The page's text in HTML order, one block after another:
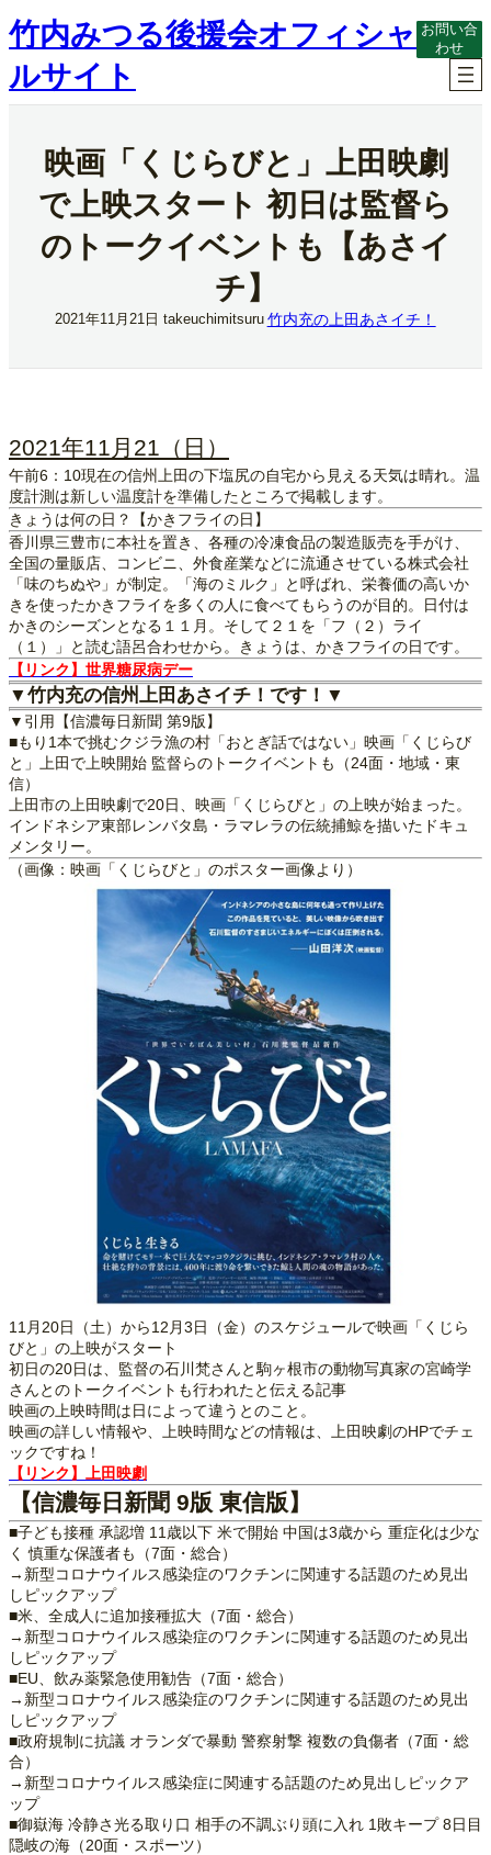
内
容
ス
キ
竹内みつる後援会オフィシャ
ルサイト
お問い合
わせ
映画「くじらびと」上田映劇
で上映スタート 初日は監督ら
のトークイベントも【あさイ
チ】
2021年11月21日 takeuchimitsuru 竹内充の上田あさイチ！
2021年11月21（日）
午前6：10現在の信州上田の下塩尻の自宅から見える天気は晴れ。温
度計測は新しい温度計を準備したところで掲載します。
きょうは何の日？【かきフライの日】
香川県三豊市に本社を置き、各種の冷凍食品の製造販売を手がけ、
全国の量販店、コンビニ、外食産業などに流通させている株式会社
「味のちぬや」が制定。「海のミルク」と呼ばれ、栄養価の高いか
きを使ったかきフライを多くの人に食べてもらうのが目的。日付は
かきのシーズンとなる１１月。そして２１を「フ（２）ライ
（１）」と読む語呂合わせから。きょうは、かきフライの日です。
【リンク】世界糖尿病デー
▼竹内充の信州上田あさイチ！です！▼
▼引用【信濃毎日新聞 第9版】
■もり1本で挑むクジラ漁の村「おとぎ話ではない」映画「くじらび
と」上田で上映開始 監督らのトークイベントも（24面・地域・東
信）
上田市の上田映劇で20日、映画「くじらびと」の上映が始まった。
インドネシア東部レンバタ島・ラマレラの伝統捕鯨を描いたドキュ
メンタリー。
（画像：映画「くじらびと」のポスター画像より）
11月20日（土）から12月3日（金）のスケジュールで映画「くじら
びと」の上映がスタート
初日の20日は、監督の石川梵さんと駒ヶ根市の動物写真家の宮崎学
さんとのトークイベントも行われたと伝える記事
映画の上映時間は日によって違うとのこと。
映画の詳しい情報や、上映時間などの情報は、上田映劇のHPでチェ
ックですね！
【リンク】上田映劇
【信濃毎日新聞 9版 東信版】
■子ども接種 承認増 11歳以下 米で開始 中国は3歳から 重症化は少な
く 慎重な保護者も（7面・総合）
→新型コロナウイルス感染症のワクチンに関連する話題のため見出
しピックアップ
■米、全成人に追加接種拡大（7面・総合）
→新型コロナウイルス感染症のワクチンに関連する話題のため見出
しピックアップ
■EU、飲み薬緊急使用勧告（7面・総合）
→新型コロナウイルス感染症のワクチンに関連する話題のため見出
しピックアップ
■政府規制に抗議 オランダで暴動 警察射撃 複数の負傷者（7面・総
合）
→新型コロナウイルス感染症に関連する話題のため見出しピックア
ップ
■御嶽海 冷静さ光る取り口 相手の不調ぶり頭に入れ 1敗キープ 8日目
隠岐の海（20面・スポーツ）